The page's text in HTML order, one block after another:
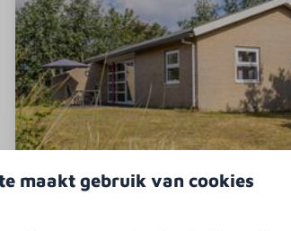
maakt gebruik van cookies